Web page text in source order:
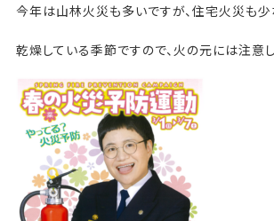
今年は山林火災も多いですが、住宅火災も少
乾燥している季節ですので、火の元には注意し